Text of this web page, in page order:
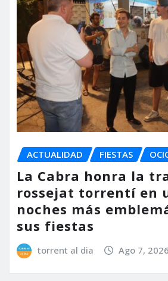
ACTUALIDAD FIESTAS
La Cabra honra la
rossejat torrentí en
noches más
sus fiestas
torrent al dia Ago 7, 2026